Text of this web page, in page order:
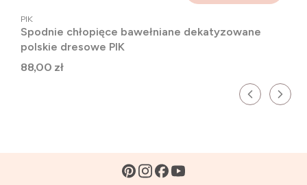
PRODUCENT
PIK
Spodnie chłopięce bawełniane dekatyzowane
polskie dresowe PIK
Cena
88,00 zł